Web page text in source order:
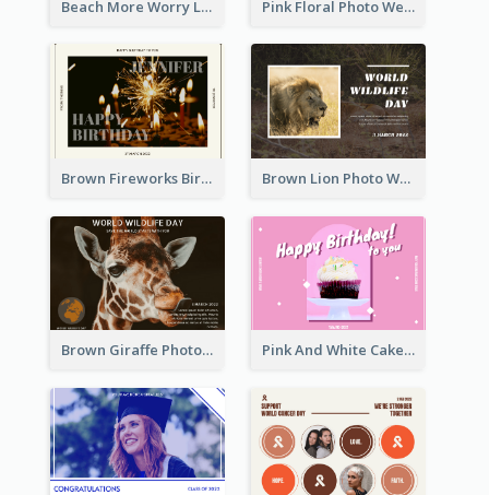
Beach More Worry Less Postcard Pink Floral Photo Wedding Postcard
Brown Fireworks Birthday Postcard Brown Lion Photo World Wildlife Day Post Card
Brown Giraffe Photo World Wildlife Day Post Card Pink And White Cake Photo Birthday Postcard